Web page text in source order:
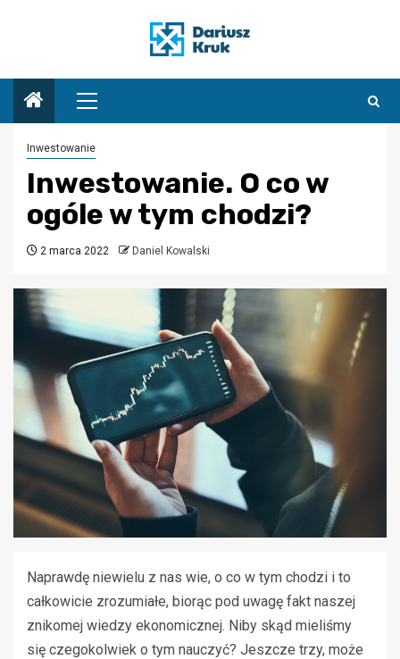
Menu
główne
Inwestowanie
Inwestowanie. O co w
ogóle w tym chodzi?
2 marca 2022 Daniel Kowalski
Naprawdę niewielu z nas wie, o co w tym chodzi i to
całkowicie zrozumiałe, biorąc pod uwagę fakt naszej
znikomej wiedzy ekonomicznej. Niby skąd mieliśmy
się czegokolwiek o tym nauczyć? Jeszcze trzy, może